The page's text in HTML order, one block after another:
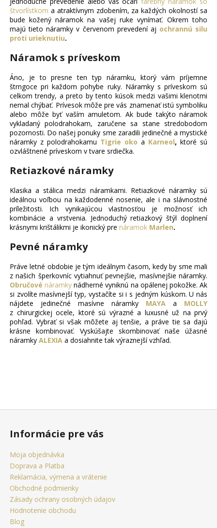
štvorlístkom a atraktívnym zdobením, za každých okolností sa
bude kožený náramok na vašej ruke vynímať. Okrem toho
majú tieto náramky v červenom prevedení aj ochrannú silu
proti urieknutiu.
Náramok s príveskom
Áno, je to presne ten typ náramku, ktorý vám príjemne
štrngoce pri každom pohybe ruky. Náramky s príveskom sú
celkom trendy, a preto by tento kúsok medzi vašimi klenotmi
nemal chýbať. Prívesok môže pre vás znamenať istú symboliku
alebo môže byť vaším amuletom. Ak bude takýto náramok
vykladaný polodrahokam, zaručene sa stane stredobodom
pozornosti. Do našej ponuky sme zaradili jedinečné a mystické
náramky z polodrahokamu Tigrie oko a Karneol, ktoré sú
ozvláštnené príveskom v tvare srdiečka.
Retiazkové náramky
Klasika a stálica medzi náramkami. Retiazkové náramky sú
ideálnou voľbou na každodenné nosenie, ale i na slávnostné
príležitosti. Ich vynikajúcou vlastnosťou je možnosť ich
kombinácie a vrstvenia. Jednoduchý retiazkový štýl doplnení
krásnymi krištálikmi je ikonický pre náramok Marlen.
Pevné náramky
Práve letné obdobie je tým ideálnym časom, kedy by sme mali
z našich šperkovníc vytiahnuť pevnejšie, masívnejšie náramky.
Obručové náramky nádherné vyniknú na opálenej pokožke. Ak
si zvolíte masívnejší typ, vystačíte si i s jedným kúskom. U nás
nájdete jedinečné masívne náramky MAYA a MOLLY
z chirurgickej ocele, ktoré sú výrazné a luxusné už na prvý
pohľad. Vybrať si však môžete aj tenšie, a práve tie sa dajú
krásne kombinovať. Vyskúšajte skombinovať naše úžasné
náramky ALEXIA a dosiahnite tak výraznejší vzhľad.
DARČEKOVÁ
KRABIČKA
ZADARMO
22,87
€
Z
Informácie pre vás
Moja objednávka
Doprava a Platba
Reklamácia, výmena a vrátenie
Obchodné podmienky
Zásady ochrany osobných údajov
Hodnotenie obchodu
Blog